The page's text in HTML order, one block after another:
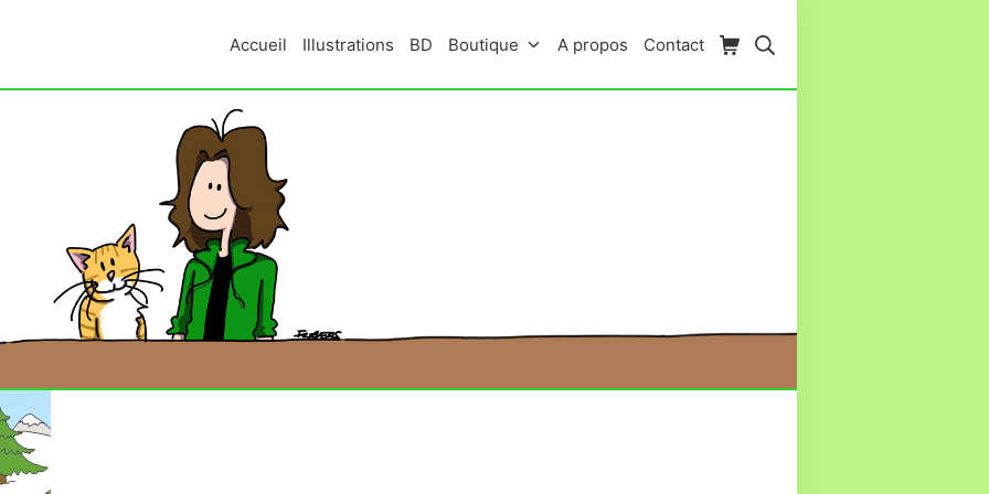
Accueil Illustrations BD Boutique A propos Contact Panier d’achat